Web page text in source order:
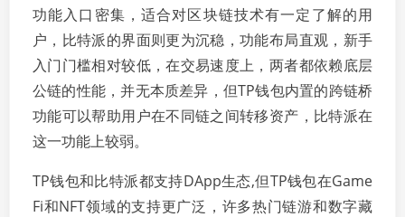
功能入口密集，适合对区块链技术有一定了解的用
户，比特派的界面则更为沉稳，功能布局直观，新手
入门门槛相对较低，在交易速度上，两者都依赖底层
公链的性能，并无本质差异，但TP钱包内置的跨链桥
功能可以帮助用户在不同链之间转移资产，比特派在
这一功能上较弱。
TP钱包和比特派都支持DApp生态,但TP钱包在Game
Fi和NFT领域的支持更广泛，许多热门链游和数字藏